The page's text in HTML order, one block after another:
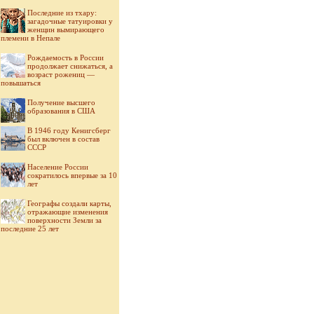
Последние из тхару:
загадочные татуировки у
женщин вымирающего
племени в Непале
Рождаемость в России
продолжает снижаться, а
возраст рожениц —
повышаться
Получение высшего
образования в США
В 1946 году Кенигсберг
был включен в состав
СССР
Население России
сократилось впервые за 10
лет
Географы создали карты,
отражающие изменения
поверхности Земли за
последние 25 лет